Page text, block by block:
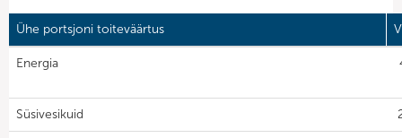
Ühe portsjoni toiteväärtus
Energia
Süsivesikuid